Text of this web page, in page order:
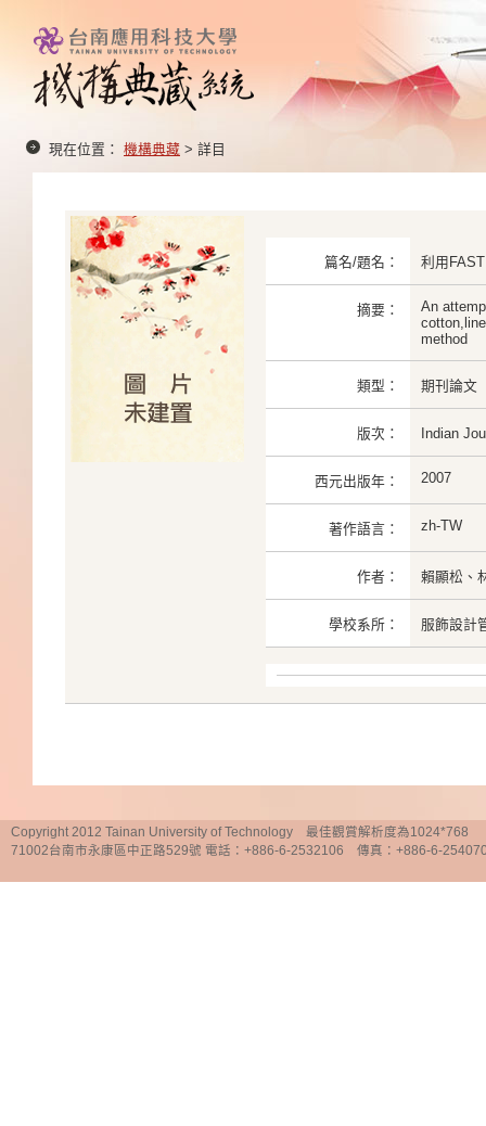
現在位置： 機構典藏 > 詳目
篇名/題名： 利用
摘要：
An
method
類型： 期刊論文
版次： Indian
西元出版年： 2007
著作語言： zh-TW
作者： 賴顯松、
學校系所： 服飾設計
Copyright 2012 Tainan University of Technology 最佳觀賞解析度為1024*768
71002台南市永康區中正路529號 電話：+886-6-2532106 傳真：+886-6-